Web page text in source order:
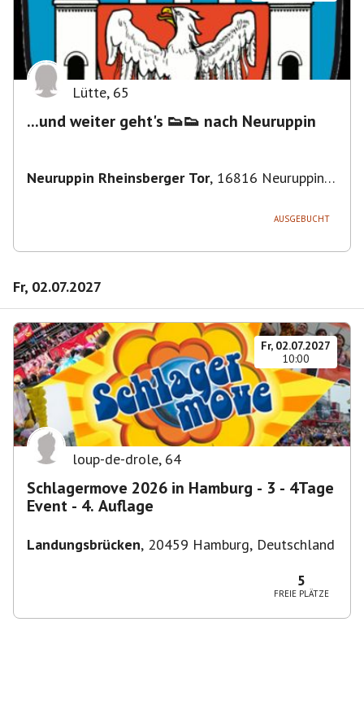
Lütte, 65
...und weiter geht's 👟👟 nach Neuruppin
Neuruppin Rheinsberger Tor, 16816 Neuruppin,
AUSGEBUCHT
Fr, 02.07.2027
Fr, 02.07.2027
10:00
loup-de-drole, 64
Schlagermove 2026 in Hamburg - 3 - 4Tage
Event - 4. Auflage
Landungsbrücken, 20459 Hamburg, Deutschland
5
FREIE PLÄTZE